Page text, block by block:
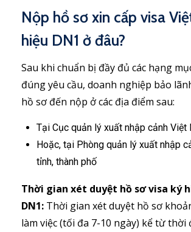
Nộp hồ sơ xin cấp visa
hiệu DN1 ở đâu?
Sau khi chuẩn bị đầy đủ các hạng
đúng yêu cầu, doanh nghiệp bảo
hồ sơ đến nộp ở các địa điểm sau:
Tại Cục quản lý xuất nhập cảnh Việt
Hoặc, tại Phòng quản lý xuất nhập
tỉnh, thành phố
Thời gian xét duyệt hồ sơ visa ký
DN1: Thời gian xét duyệt hồ sơ
làm việc (tối đa 7-10 ngày) kể từ thời